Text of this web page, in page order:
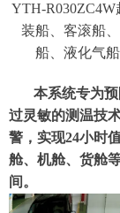
YTH-
装船、客滚船
船、液化气
本系统专为
过灵敏的测温技
警，实现24小时
舱、机舱、货舱
间。